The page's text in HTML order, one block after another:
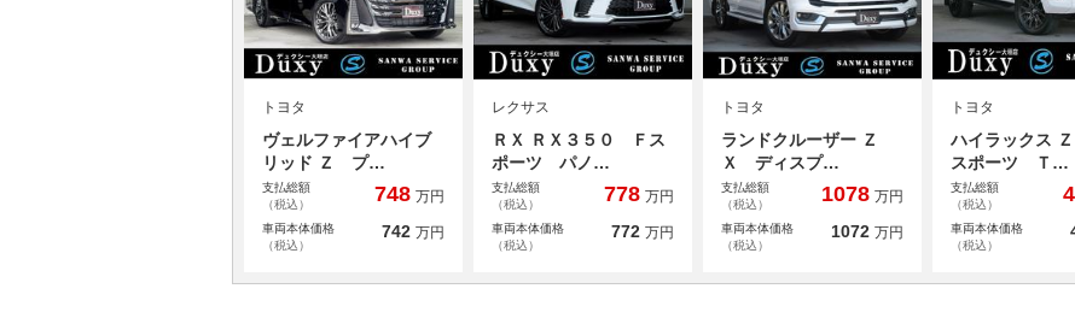
トヨタ
ヴェルファイアハイブ
リッド Ｚ プ…
支払総額
（税込）
748 万円
車両本体価格
（税込）
742 万円
レクサス
ＲＸ ＲＸ３５０ Ｆス
ポーツ パノ…
支払総額
（税込）
778 万円
車両本体価格
（税込）
772 万円
トヨタ
ランドクルーザー Ｚ
Ｘ ディスプ…
支払総額
（税込）
1078 万円
車両本体価格
（税込）
1072 万円
トヨタ
ハイラックス
スポーツ Ｔ…
支払総額
（税込）
車両本体価格
（税込）